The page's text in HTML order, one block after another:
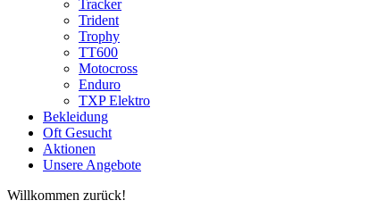
Tracker
Trident
Trophy
TT600
Motocross
Enduro
TXP Elektro
Bekleidung
Oft Gesucht
Aktionen
Unsere Angebote
Willkommen zurück!